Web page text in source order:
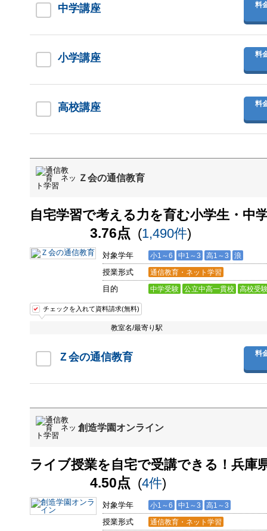
中学講座
料
小学講座
料
高校講座
料
Ｚ会の通信教育
自宅学習で考える力を育む小学生・中
3.76点 (1,490件)
対象学年 小1～6 中1～3 高1～3 浪
授業形式 通信教育・ネット学習
目的 中学受験 公立中高一貫校 高校受
チェックを入れて資料請求(無料)
教室名/最寄り駅
Ｚ会の通信教育
料
創造学園オンライン
ライブ授業を自宅で受講できる！兵庫
4.50点 (4件)
対象学年 小1～6 中1～3 高1～3
授業形式 通信教育・ネット学習